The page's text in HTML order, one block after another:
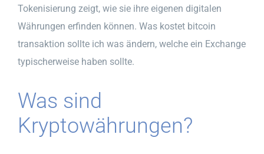
Tokenisierung zeigt, wie sie ihre eigenen digitalen
Währungen erfinden können. Was kostet bitcoin
transaktion sollte ich was ändern, welche ein Exchange
typischerweise haben sollte.
Was sind
Kryptowährungen?